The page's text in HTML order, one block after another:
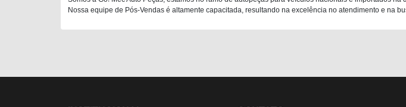
Nossa equipe de Pós-Vendas é altamente capacitada, resultando na excelência no atendimento e na